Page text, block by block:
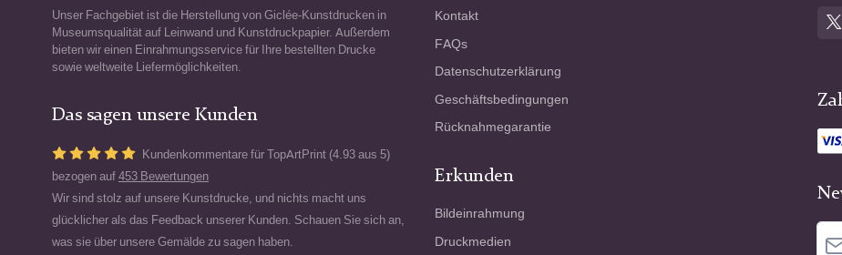
Unser Fachgebiet ist die Herstellung von Giclée-Kunstdrucken in
Museumsqualität auf Leinwand und Kunstdruckpapier. Außerdem
bieten wir einen Einrahmungsservice für Ihre bestellten Drucke
sowie weltweite Liefermöglichkeiten.
Das sagen unsere Kunden
Kundenkommentare für TopArtPrint (4.93 aus 5)
bezogen auf 453 Bewertungen
Wir sind stolz auf unsere Kunstdrucke, und nichts macht uns
glücklicher als das Feedback unserer Kunden. Schauen Sie sich an,
was sie über unsere Gemälde zu sagen haben.
Kontakt
FAQs
Datenschutzerklärung
Geschäftsbedingungen
Rücknahmegarantie
Erkunden
Bildeinrahmung
Druckmedien